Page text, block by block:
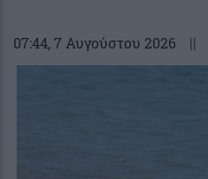
07:44, 7 Αυγούστου 2026 ||